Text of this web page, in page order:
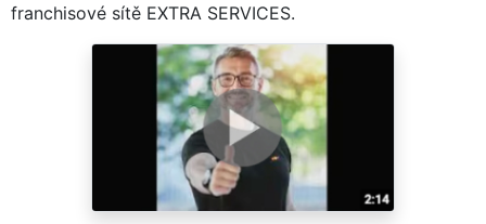
franchisové sítě EXTRA SERVICES.